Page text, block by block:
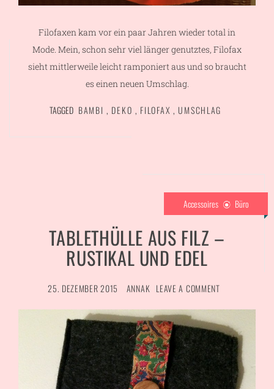
Filofaxen kam vor ein paar Jahren wieder total in
Mode. Mein, schon sehr viel länger genutztes, Filofax
sieht mittlerweile leicht ramponiert aus und so braucht
es einen neuen Umschlag.
TAGGED BAMBI , DEKO , FILOFAX , UMSCHLAG
Accessoires Büro
TABLETHÜLLE AUS FILZ –
RUSTIKAL UND EDEL
25. DEZEMBER 2015 ANNAK LEAVE A COMMENT